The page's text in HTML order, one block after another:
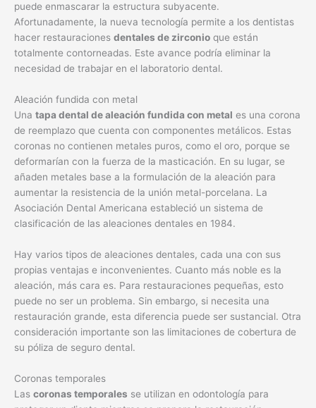
puede enmascarar la estructura subyacente.
Afortunadamente, la nueva tecnología permite a los dentistas
hacer restauraciones dentales de zirconio que están
totalmente contorneadas. Este avance podría eliminar la
necesidad de trabajar en el laboratorio dental.
Aleación fundida con metal
Una tapa dental de aleación fundida con metal es una corona
de reemplazo que cuenta con componentes metálicos. Estas
coronas no contienen metales puros, como el oro, porque se
deformarían con la fuerza de la masticación. En su lugar, se
añaden metales base a la formulación de la aleación para
aumentar la resistencia de la unión metal-porcelana. La
Asociación Dental Americana estableció un sistema de
clasificación de las aleaciones dentales en 1984.
Hay varios tipos de aleaciones dentales, cada una con sus
propias ventajas e inconvenientes. Cuanto más noble es la
aleación, más cara es. Para restauraciones pequeñas, esto
puede no ser un problema. Sin embargo, si necesita una
restauración grande, esta diferencia puede ser sustancial. Otra
consideración importante son las limitaciones de cobertura de
su póliza de seguro dental.
Coronas temporales
Las coronas temporales se utilizan en odontología para